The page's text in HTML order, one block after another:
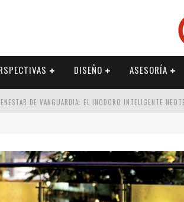
DISEÑO ASESORÍA
DE VANGUARDIA: EL INODORO INTELIGENTE
– RECUPERACIÓN A PASO FIRME
– LA CONSTANCIA DETRÁS DE LA PALETERÍA
LA CALIDEZ: ACABADOS DORADOS DE FV PARA ELEVAR TU